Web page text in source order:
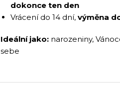
dokonce ten den
Vrácení do 14 dní, výměna
Ideální jako: narozeniny,
sebe